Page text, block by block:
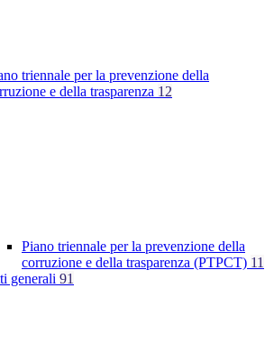
triennale per la prevenzione della
e della trasparenza 12
Piano triennale per la prevenzione della
corruzione e della trasparenza (PTPCT) 11
generali 91